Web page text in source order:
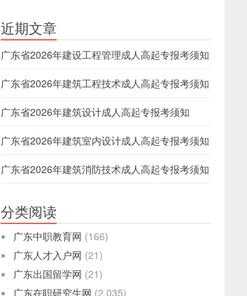
近期文章
广东省2026年建设工程管理成人高起专报考须知
广东省2026年建筑工程技术成人高起专报考须知
广东省2026年建筑设计成人高起专报考须知
广东省2026年建筑室内设计成人高起专报考须知
广东省2026年建筑消防技术成人高起专报考须知
分类阅读
广东中职教育网 (166)
广东人才入户网 (21)
广东出国留学网 (21)
广东在职研究生网 (2,035)